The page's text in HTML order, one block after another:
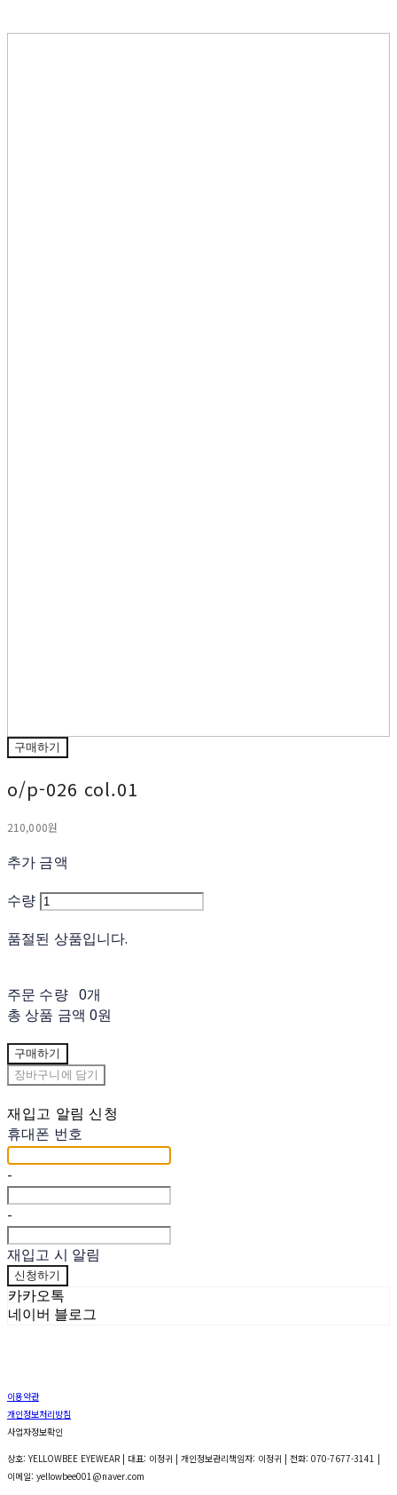
구매하기
o/p-026 col.01
210,000원
추가 금액
수량
품절된 상품입니다.
주문 수량 0개
총 상품 금액 0원
구매하기
장바구니에 담기
재입고 알림 신청
휴대폰 번호
-
-
재입고 시 알림
신청하기
카카오톡
네이버 블로그
이용약관
개인정보처리방침
사업자정보확인
상호: YELLOWBEE EYEWEAR | 대표: 이정귀 | 개인정보관리책임자: 이정귀 | 전화: 070-7677-3141 |
이메일: yellowbee001@naver.com